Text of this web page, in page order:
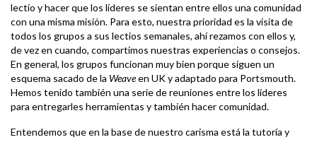
lectio y hacer que los líderes se sientan entre ellos una comunidad
con una misma misión. Para esto, nuestra prioridad es la visita de
todos los grupos a sus lectios semanales, ahí rezamos con ellos y,
de vez en cuando, compartimos nuestras experiencias o consejos.
En general, los grupos funcionan muy bien porque siguen un
esquema sacado de la Weaveen UK y adaptado para Portsmouth.
Hemos tenido también una serie de reuniones entre los líderes
para entregarles herramientas y también hacer comunidad.
Entendemos que en la base de nuestro carisma está la tutoría y